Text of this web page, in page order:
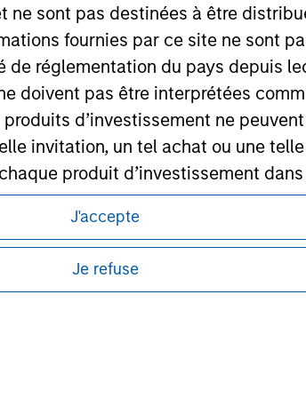
ne sont pas destinées à être
fournies par ce site ne sont
de réglementation du pays depuis
doivent pas être interprétées
d’investissement ne
invitation, un tel achat ou une
produit d’investissement
ne garantit ni n’affirme
particulier
des Compartiments mentionnés
le Rapport annuel et le Rapport
J'accepte
Je refuse
Careers
d’utilisation avant d’engager toute
dans certaines juridictions ou pour